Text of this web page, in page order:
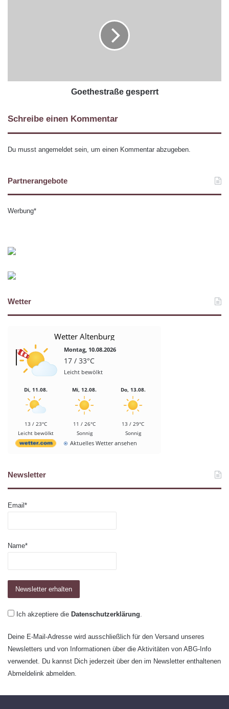
Goethestraße gesperrt
Schreibe einen Kommentar
Du musst angemeldet sein, um einen Kommentar abzugeben.
Partnerangebote
Werbung*
Wetter
Wetter Altenburg
Montag, 10.08.2026
17 / 33°C
Leicht bewölkt
Di, 11.08.
13 / 23°C
Leicht bewölkt
Mi, 12.08.
11 / 26°C
Sonnig
Do, 13.08.
13 / 29°C
Sonnig
Aktuelles Wetter ansehen
Newsletter
Email*
Name*
Ich akzeptiere die Datenschutzerklärung.
Deine E-Mail-Adresse wird ausschließlich für den Versand unseres
Newsletters und von Informationen über die Aktivitäten von ABG-Info
verwendet. Du kannst Dich jederzeit über den im Newsletter enthaltenen
Abmeldelink abmelden.